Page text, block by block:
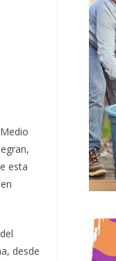
esta
desde